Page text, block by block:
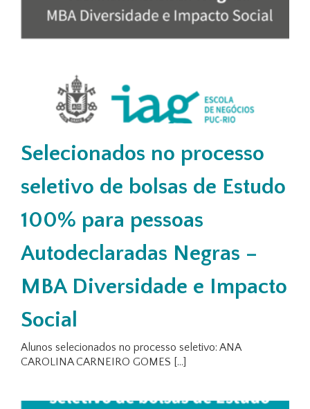
Selecionados no processo
seletivo de bolsas de Estudo
100% para pessoas
Autodeclaradas Negras –
MBA Diversidade e Impacto
Social
Alunos selecionados no processo seletivo: ANA
CAROLINA CARNEIRO GOMES [...]